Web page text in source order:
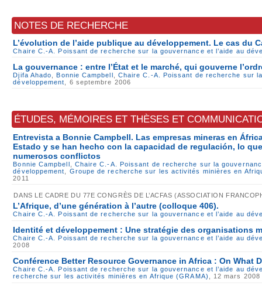
NOTES DE RECHERCHE
L’évolution de l’aide publique au développement. Le cas du
Chaire C.-A. Poissant de recherche sur la gouvernance et l’aide au
La gouvernance : entre l’État et le marché, qui gouverne
Djifa Ahado ,Bonnie Campbell
Chaire C.-A. Poissant de recherche sur
développement
, 6 septembre 2006
ÉTUDES, MÉMOIRES ET THÈSES ET
Entrevista a Bonnie Campbell. Las empresas mineras en
Estado y se han hecho con la capacidad de regulación, lo
numerosos conflictos
Bonnie Campbell
Chaire C.-A. Poissant de recherche sur la
développement
Groupe de recherche sur les activités minières en
2011
DANS LE CADRE DU 77E CONGRÈS DE L’ACFAS (ASSOCIATION
L’Afrique, d’une génération à l’autre (colloque 406).
Chaire C.-A. Poissant de recherche sur la gouvernance et l’aide au
Identité et développement : Une stratégie des organisations
Chaire C.-A. Poissant de recherche sur la gouvernance et l’aide au
2008
Conférence Better Resource Governance in Africa : On What
Chaire C.-A. Poissant de recherche sur la gouvernance et l’aide au
recherche sur les activités minières en Afrique (GRAMA)
, 12 mars 2008